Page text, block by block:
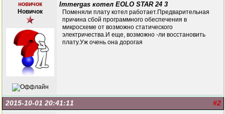
новичок
Новичок
Immergas котел EOLO STAR 24 3
Поменяли плату котел работает.Предварительная
причина сбой программного обеспечения в
микросхеме от возможно статического
электричества.И еще, возможно -ли восстановить
плату.Уж очень она дорогая
#2
2015-10-01 20:41:11